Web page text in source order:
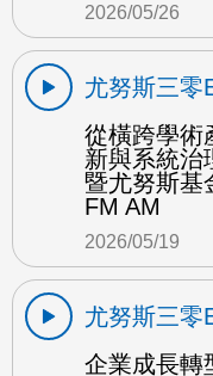
2026/05/26
尤努斯三零
從橫跨學術
新與系統治
暨尤努斯基
FM AM
2026/05/19
尤努斯三零
企業成長轉